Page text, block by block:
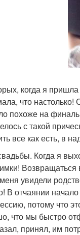
когда я
что настолько!
похоже на
с такой
все как есть, в
Когда я
Возвращаться
увидели
В отчаянии
потому что
что мы быстро
принял, им